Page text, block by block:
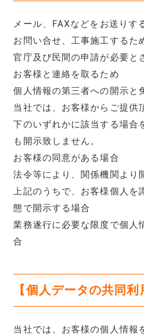
メール、FAXなどをお送りす
お問い合せ、工事施工するた
官庁及び民間の申請が必要と
お客様と連絡を取るため
個人情報の第三者への開示と
当社では、お客様からご提供
下のいずれかに該当する場合
も開示致しません。
お客様の同意がある場合
法令等により、関係機関より
上記のうちで、お客様個人
態で開示する場合
業務遂行に必要な限度で個人
合
【個人データの共同利
当社では、お客様の個人情報